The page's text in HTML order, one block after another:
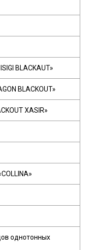
BLACKAUT»
BLACKOUT»
XASIR»
однотонных